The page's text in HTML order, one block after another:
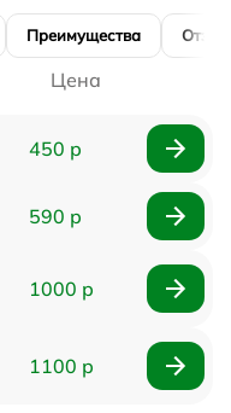
Преимущества
Цена
450 р
590 р
1000 р
1100 р